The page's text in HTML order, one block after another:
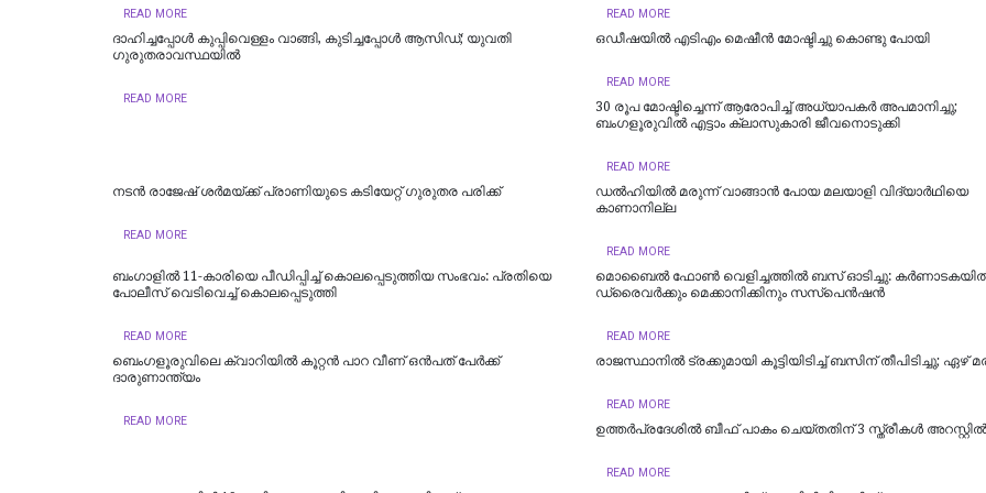
READ MORE READ MORE
ദാഹിച്ചപ്പോള്‍ കുപ്പിവെള്ളം വാങ്ങി, കുടിച്ചപ്പോള്‍ ആസിഡ്; യുവതി
ഗുരുതരാവസ്ഥയില്‍
READ MORE
ഒഡീഷയിൽ എടിഎം മെഷീൻ മോഷ്ടിച്ചു കൊണ്ടു പോയി
READ MORE
30 രൂപ മോഷ്ടിച്ചെന്ന് ആരോപിച്ച് അധ്യാപകർ അപമാനിച്ചു;
ബംഗളൂരുവിൽ എട്ടാം ക്ലാസുകാരി ജീവനൊടുക്കി
READ MORE
നടൻ രാജേഷ് ശർമയ്ക്ക് പ്രാണിയുടെ കടിയേറ്റ് ഗുരുതര പരിക്ക്
READ MORE
ഡല്‍ഹിയില്‍ മരുന്ന് വാങ്ങാൻ പോയ മലയാളി വിദ്യാർഥിയെ
കാണാനില്ല
READ MORE
ബംഗാളിൽ 11-കാരിയെ പീഡിപ്പിച്ച് കൊലപ്പെടുത്തിയ സംഭവം: പ്രതിയെ
പോലീസ് വെടിവെച്ച് കൊലപ്പെടുത്തി
READ MORE
മൊബൈൽ ഫോൺ വെളിച്ചത്തിൽ ബസ് ഓടിച്ചു:
ഡ്രൈവർക്കും മെക്കാനിക്കിനും സസ്പെൻഷൻ
READ MORE
ബെംഗളൂരുവിലെ ക്വാറിയിൽ കൂറ്റൻ പാറ വീണ് ഒൻപത് പേർക്ക്
ദാരുണാന്ത്യം
READ MORE
രാജസ്ഥാനില്‍ ട്രക്കുമായി കൂട്ടിയിടിച്ച് ബസിന് തീപിടിച്ചു; ഏഴ്
READ MORE
ഉത്തര്‍പ്രദേശില്‍ ബീഫ് പാകം ചെയ്തതിന് 3 സ്ത്രീകള്‍ അറസ്റ്റില്‍
READ MORE